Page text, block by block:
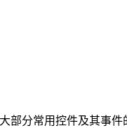
分常用控件及其事